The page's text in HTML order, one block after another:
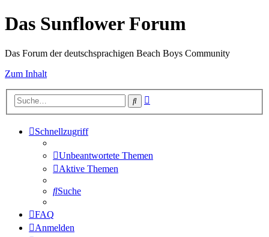
Das Sunflower Forum
Das Forum der deutschsprachigen Beach Boys Community
Zum Inhalt
Suche
Schnellzugriff
Unbeantwortete Themen
Aktive Themen
Suche
FAQ
Anmelden